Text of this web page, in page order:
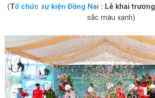
(Tổ chức sự kiện Đồng Nai : Lễ khai trương
sắc màu xanh)